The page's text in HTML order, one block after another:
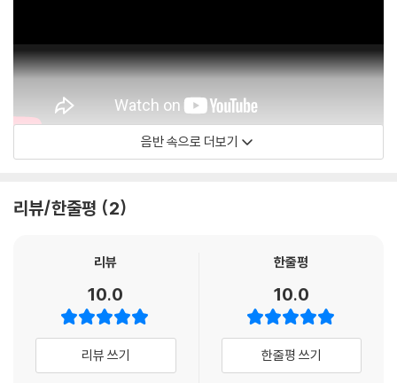
음반 속으로 더보기
리뷰/한줄평 2
리뷰
10.0
리뷰 쓰기
한줄평
10.0
한줄평 쓰기